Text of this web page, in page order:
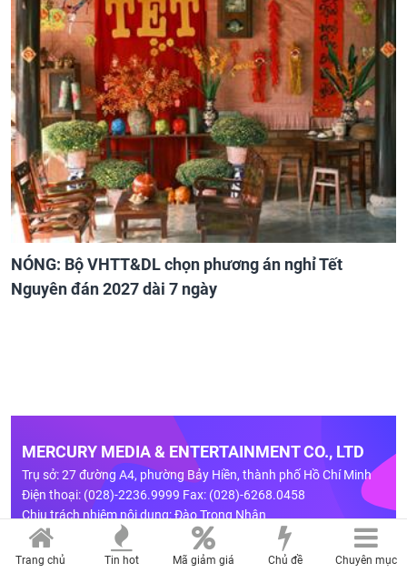
NÓNG: Bộ VHTT&DL chọn phương án nghỉ Tết
Nguyên đán 2027 dài 7 ngày
MERCURY MEDIA & ENTERTAINMENT CO., LTD
Trụ sở: 27 đường A4, phường Bảy Hiền, thành phố Hồ Chí Minh
Điện thoại: (028)-2236.9999 Fax: (028)-6268.0458
Chịu trách nhiệm nội dung: Đào Trọng Nhân
LIÊN HỆ QUẢNG CÁO
Trang chủ Tin hot Mã giảm giá Chủ đề Chuyên mục